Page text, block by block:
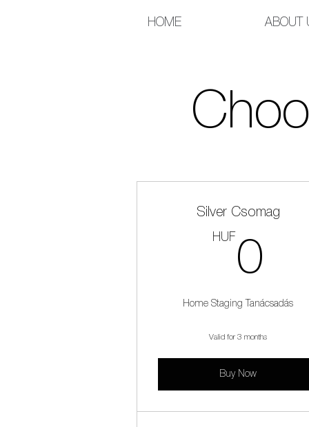
HOME ABOUT
Silver Csomag
HUF
0
Home Staging Tanácsadás
Valid for 3 months
Buy Now